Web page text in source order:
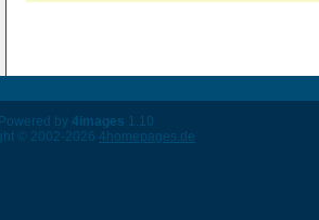
Powered by 4images 1.10
© 2002-2026 4homepages.de